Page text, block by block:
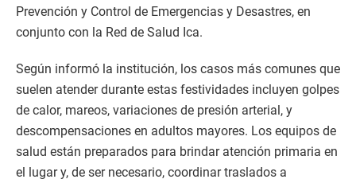
Prevención y Control de Emergencias y Desastres, en
conjunto con la Red de Salud Ica.
Según informó la institución, los casos más comunes que
suelen atender durante estas festividades incluyen golpes
de calor, mareos, variaciones de presión arterial, y
descompensaciones en adultos mayores. Los equipos de
salud están preparados para brindar atención primaria en
el lugar y, de ser necesario, coordinar traslados a